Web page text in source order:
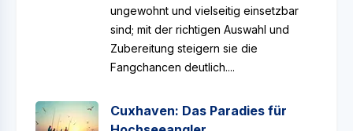
ungewohnt und vielseitig einsetzbar
sind; mit der richtigen Auswahl und
Zubereitung steigern sie die
Fangchancen deutlich....
Cuxhaven: Das Paradies für